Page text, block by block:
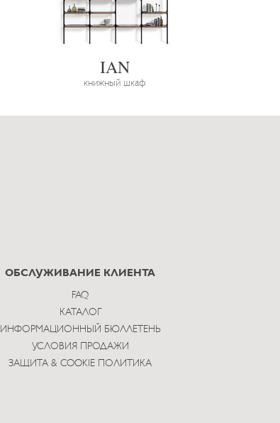
IAN
книжный шкаф
ОБСЛУЖИВАНИЕ КЛИЕНТА
FAQ
КАТАЛОГ
ИНФОРМАЦИОННЫЙ БЮЛЛЕТЕНЬ
УСЛОВИЯ ПРОДАЖИ
ЗАЩИТА & COOKIE ПОЛИТИКА